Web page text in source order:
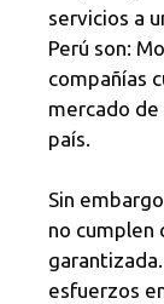
servicios a
Perú son:
compañías
mercado
país.
Sin
no cumplen
esfuerzos